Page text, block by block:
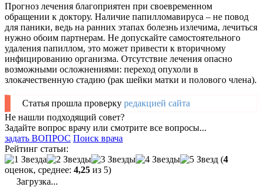
Прогноз лечения благоприятен при своевременном
обращении к доктору. Наличие папилломавируса – не повод
для паники, ведь на ранних этапах болезнь излечима, лечиться
нужно обоим партнерам. Не допускайте самостоятельного
удаления папиллом, это может привести к вторичному
инфицированию организма. Отсутствие лечения опасно
возможными осложнениями: переход опухоли в
злокачественную стадию (рак шейки матки и полового члена).
Статья прошла проверку редакцией сайта
Не нашли подходящий совет?
Задайте вопрос врачу или смотрите все вопросы...
задать ВОПРОС Поиск врача
Рейтинг статьи:
(4
оценок, среднее: 4,25 из 5)
Загрузка...